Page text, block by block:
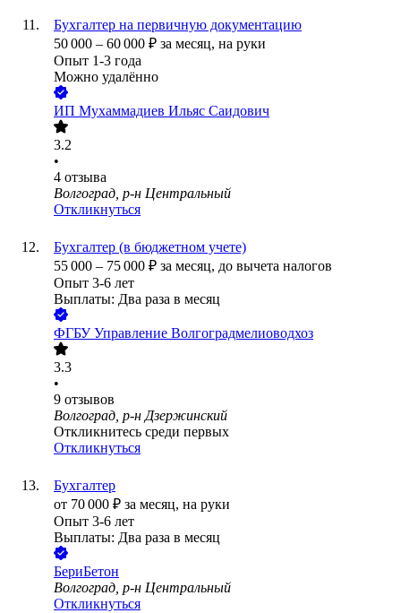
Бухгалтер на первичную документацию
50 000 – 60 000 ₽ за месяц, на руки
Опыт 1-3 года
Можно удалённо
ИП Мухаммадиев Ильяс Саидович
3.2
•
4 отзыва
Волгоград, р-н Центральный
Откликнуться
Бухгалтер (в бюджетном учете)
55 000 – 75 000 ₽ за месяц, до вычета налогов
Опыт 3-6 лет
Выплаты: Два раза в месяц
ФГБУ Управление Волгоградмелиоводхоз
3.3
•
9 отзывов
Волгоград, р-н Дзержинский
Откликнитесь среди первых
Откликнуться
Бухгалтер
от 70 000 ₽ за месяц, на руки
Опыт 3-6 лет
Выплаты: Два раза в месяц
БериБетон
Волгоград, р-н Центральный
Откликнуться